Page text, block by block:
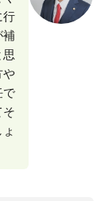
行
補
思
や
で
そ